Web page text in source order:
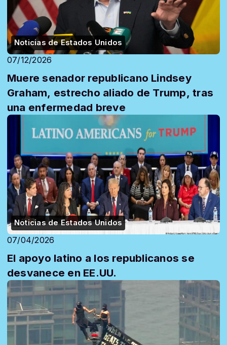
Noticias de Estados Unidos
07/12/2026
Muere senador republicano Lindsey
Graham, estrecho aliado de Trump, tras
una enfermedad breve
Noticias de Estados Unidos
07/04/2026
El apoyo latino a los republicanos se
desvanece en EE.UU.